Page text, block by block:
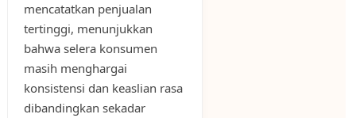
mencatatkan penjualan
tertinggi, menunjukkan
bahwa selera konsumen
masih menghargai
konsistensi dan keaslian rasa
dibandingkan sekadar